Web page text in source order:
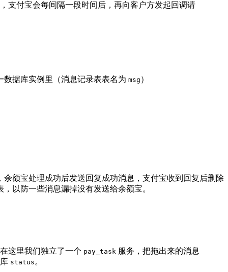
支付宝会每间隔一段时间后，再向客户方发起回调请
数据库实例里（消息记录表表名为 msg ）
额宝处理成功后发送回复成功消息，支付宝收到回复后删除
以防一些消息漏掉没有发送给余额宝。
这里我们独立了一个 pay_task 服务，把拖出来的消息
status 。